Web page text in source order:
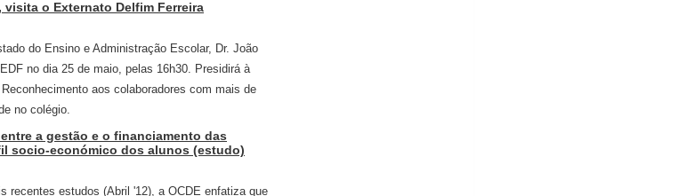
visita o Externato Delfim Ferreira
do Ensino e Administração Escolar, Dr. João
no dia 25 de maio, pelas 16h30. Presidirá à
aos colaboradores com mais de
no colégio.
a gestão e o financiamento das
socio-económico dos alunos (estudo)
recentes estudos (Abril '12), a OCDE enfatiza que